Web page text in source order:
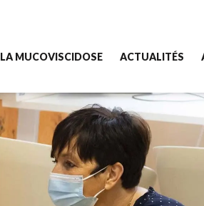
LA MUCOVISCIDOSE
Qu'est-ce que c'est ?
Les soins
Aujourd'hui avec la mucoviscidose...
Vous êtes concernés par la muco ?
ACTUALITÉS
Toutes nos
Nos